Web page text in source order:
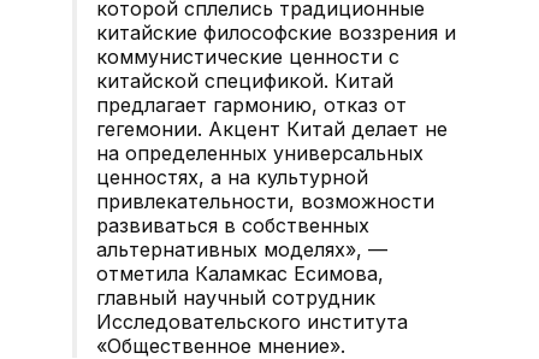
которой сплелись традиционные
китайские философские воззрения и
коммунистические ценности с
китайской спецификой. Китай
предлагает гармонию, отказ от
гегемонии. Акцент Китай делает не
на определенных универсальных
ценностях, а на культурной
привлекательности, возможности
развиваться в собственных
альтернативных моделях», —
отметила Каламкас Есимова,
главный научный сотрудник
Исследовательского института
«Общественное мнение».